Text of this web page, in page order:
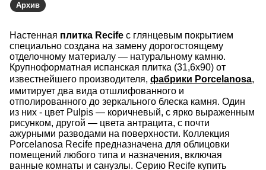
Архив
Настенная плитка Recife с глянцевым покрытием
специально создана на замену дорогостоящему
отделочному материалу — натуральному камню.
Крупноформатная испанская плитка (31,6х90) от
известнейшего производителя, фабрики Porcelanosa,
имитирует два вида отшлифованного и
отполированного до зеркального блеска камня. Один
из них - цвет Pulpis — коричневый, с ярко выраженным
рисунком, другой — цвета антрацита, с почти
ажурными разводами на поверхности. Коллекция
Porcelanosa Recife предназначена для облицовки
помещений любого типа и назначения, включая
ванные комнаты и санузлы. Серию Recife купить